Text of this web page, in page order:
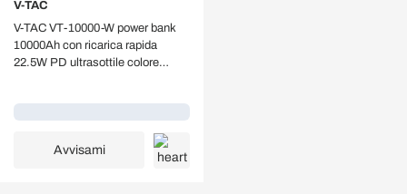
V-TAC
V-TAC VT-10000-W power bank
10000Ah con ricarica rapida
22.5W PD ultrasottile colore
Avvisami